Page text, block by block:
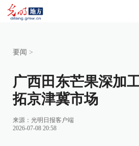
要闻 >
广西田东芒果深加
拓京津冀市场
来源： 光明日报客户端
2026-07-08 20:58